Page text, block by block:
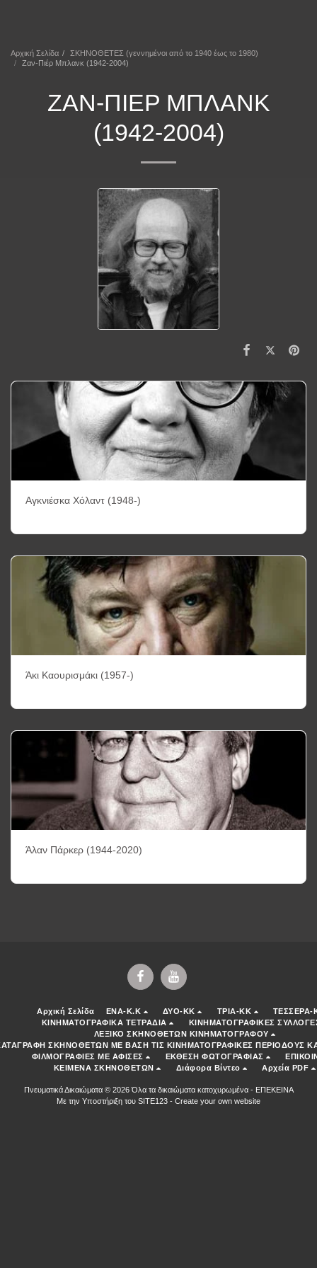
Αρχική Σελίδα
ΣΚΗΝΟΘΕΤΕΣ (γεννημένοι από το 1940 έως το 1980)
Ζαν-Πιέρ Μπλανκ (1942-2004)
ΖΑΝ-ΠΙΈΡ ΜΠΛΑΝΚ
(1942-2004)
Αγκνιέσκα Χόλαντ (1948-)
Άκι Καουρισμάκι (1957-)
Άλαν Πάρκερ (1944-2020)
Αρχική Σελίδα ENA-K.K ΔΥΟ-ΚΚ ΤΡΙΑ-ΚΚ
ΤΕΣΣΕΡΑ-
ΚΙΝΗΜΑΤΟΓΡΑΦΙΚΑ ΤΕΤΡΑΔΙΑ
ΚΙΝΗΜΑΤΟΓΡΑΦΙΚΕΣ
ΛΕΞΙΚΟ ΣΚΗΝΟΘΕΤΩΝ ΚΙΝΗΜΑΤΟΓΡΑΦΟΥ
ΣΚΗΝΟΘΕΤΩΝ ΜΕ ΒΑΣΗ ΤΙΣ ΚΙΝΗΜΑΤΟΓΡΑΦΙΚΕΣ ΠΕΡΙΟΔΟΥΣ
ΦΙΛΜΟΓΡΑΦΙΕΣ ΜΕ ΑΦΙΣΕΣ
ΕΚΘΕΣΗ ΦΩΤΟΓΡΑΦΙΑΣ
ΚΕΙΜΕΝΑ ΣΚΗΝΟΘΕΤΩΝ
Διάφορα Βίντεο Αρχεία PDF
Πνευματικά Δικαιώματα © 2026 Όλα τα δικαιώματα κατοχυρωμένα - ΕΠΕΚΕΙΝΑ
Με την Υποστήριξη του SITE123 - Create your own website